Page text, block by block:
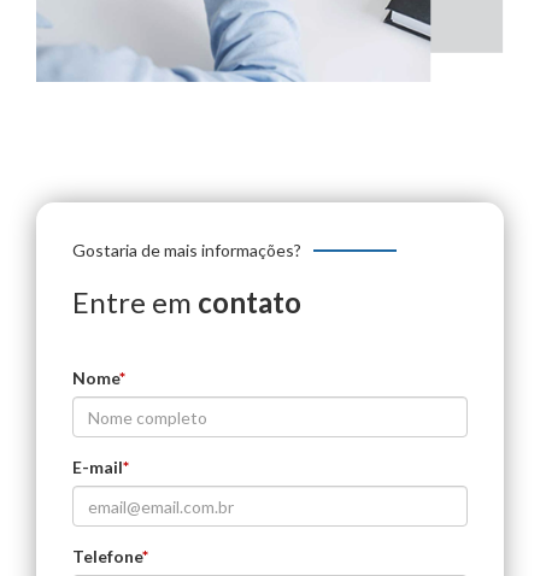
Gostaria de mais informações?
Entre em contato
Nome*
E-mail*
Telefone*